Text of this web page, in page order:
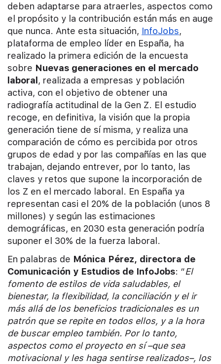
deben adaptarse para atraerles, aspectos como
el propósito y la contribución están más en auge
que nunca. Ante esta situación, InfoJobs,
plataforma de empleo líder en España, ha
realizado la primera edición de la encuesta
sobre Nuevas generaciones en el mercado
laboral, realizada a empresas y población
activa, con el objetivo de obtener una
radiografía actitudinal de la Gen Z. El estudio
recoge, en definitiva, la visión que la propia
generación tiene de sí misma, y realiza una
comparación de cómo es percibida por otros
grupos de edad y por las compañías en las que
trabajan, dejando entrever, por lo tanto, las
claves y retos que supone la incorporación de
los Z en el mercado laboral. En España ya
representan casi el 20% de la población (unos 8
millones) y según las estimaciones
demográficas, en 2030 esta generación podría
suponer el 30% de la fuerza laboral.
En palabras de Mónica Pérez, directora de
Comunicación y Estudios de InfoJobs: “El
fomento de estilos de vida saludables, el
bienestar, la flexibilidad, la conciliación y el ir
más allá de los beneficios tradicionales es un
patrón que se repite en todos ellos, y a la hora
de buscar empleo también. Por lo tanto,
aspectos como el proyecto en sí –que sea
motivacional y les haga sentirse realizados–, los